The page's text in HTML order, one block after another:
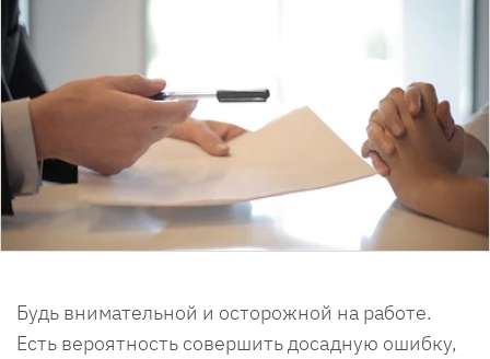
Будь внимательной и осторожной на работе.
Есть вероятность совершить досадную ошибку,